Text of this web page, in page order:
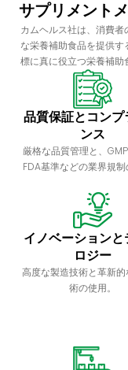
サプリメント
カムヘルス社は、消費
な栄養補助食品を提供
標に真に役立つ栄養補助
品質保証とコンプ
ンス
厳格な品質管理と、GMP
FDA基準などの業界規制
イノベーションと
ロジー
高度な製造技術と革新
術の使用。